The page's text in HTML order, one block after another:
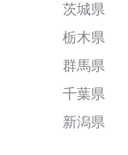
茨城県
栃木県
群馬県
千葉県
新潟県